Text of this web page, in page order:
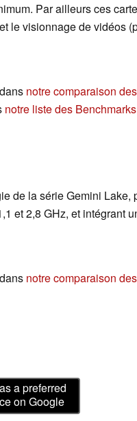
Par ailleurs ces
le visionnage de vidéos
notre comparaison
notre liste des
de la série Gemini Lake,
et 2,8 GHz, et intégrant
notre comparaison des
a preferred
on Google